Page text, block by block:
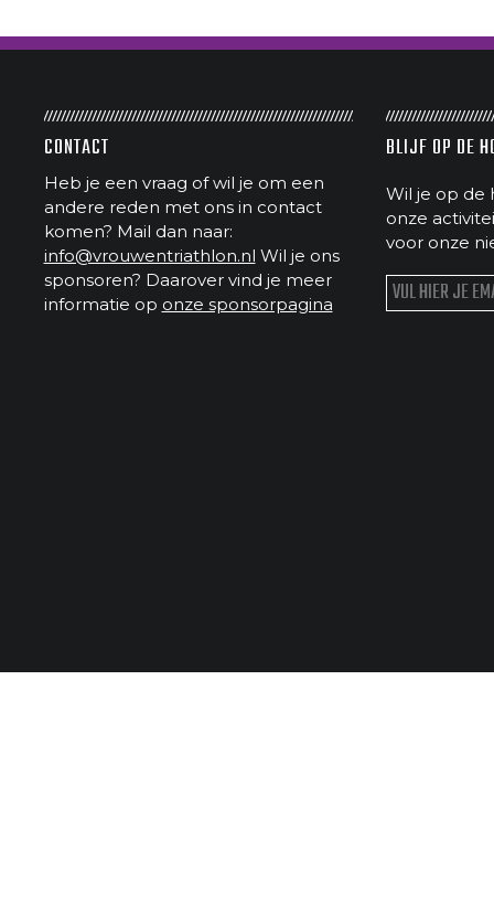
CONTACT
Heb je een vraag of wil je om een
andere reden met ons in contact
komen? Mail dan naar:
info@vrouwentriathlon.nl Wil je ons
sponsoren? Daarover vind je meer
informatie op onze sponsorpagina
BLIJF OP DE
Wil je op de
onze
voor onze